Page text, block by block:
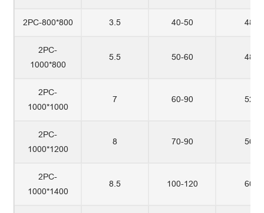
2PC-800*800 3.5 40-50 48
2PC-
1000*800
5.5 50-60 48
2PC-
1000*1000
7 60-90 52
2PC-
1000*1200
8 70-90 56
2PC-
1000*1400
8.5 100-120 60